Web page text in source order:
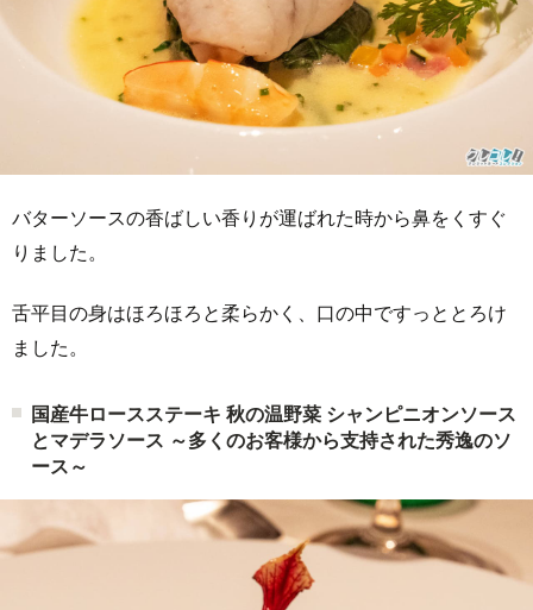
バターソースの香ばしい香りが運ばれた時から鼻をくすぐ
りました。
舌平目の身はほろほろと柔らかく、口の中ですっととろけ
ました。
国産牛ロースステーキ 秋の温野菜 シャンピニオンソース
とマデラソース ～多くのお客様から支持された秀逸のソ
ース～